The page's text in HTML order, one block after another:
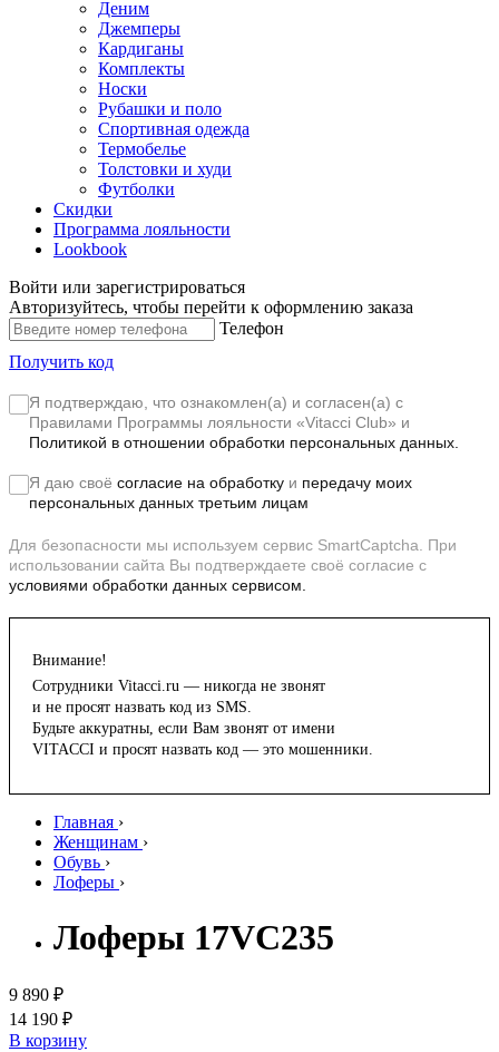
Деним
Джемперы
Кардиганы
Комплекты
Носки
Рубашки и поло
Спортивная одежда
Термобелье
Толстовки и худи
Футболки
Скидки
Программа лояльности
Lookbook
Войти или зарегистрироваться
Авторизуйтесь, чтобы перейти к оформлению заказа
Телефон
Получить код
Я подтверждаю, что ознакомлен(а) и согласен(а) с
Правилами Программы лояльности «Vitacci Club» и
Политикой в отношении обработки персональных данных.
Я даю своё согласие на обработку и передачу моих
персональных данных третьим лицам
Для безопасности мы используем сервис SmartCaptcha. При
использовании сайта Вы подтверждаете своё согласие с
условиями обработки данных сервисом.
Внимание!
Сотрудники Vitacci.ru — никогда не звонят
и не просят назвать код из SMS.
Будьте аккуратны, если Вам звонят от имени
VITACCI и просят назвать код — это мошенники.
Главная ›
Женщинам ›
Обувь ›
Лоферы ›
Лоферы 17VC235
9 890 ₽
14 190 ₽
В корзину